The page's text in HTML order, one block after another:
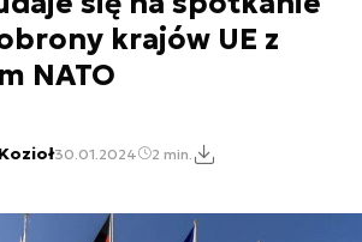
krajów UE z
NATO
30.01.2024 2 min.